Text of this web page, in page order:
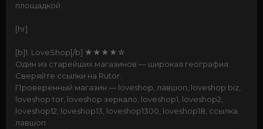
площадкой.
[hr]
[b]1. LoveShop[/b] ★★★★☆
Один из старейших магазинов — широкая география.
Сверяйте ссылки на Rutor.
Проверенный магазин — loveshop, лавшоп, loveshop biz,
loveshop tor, loveshop зеркало, loveshop1, loveshop2,
loveshop12, loveshop13, loveshop1300, loveshop18, ссылка
лавшоп